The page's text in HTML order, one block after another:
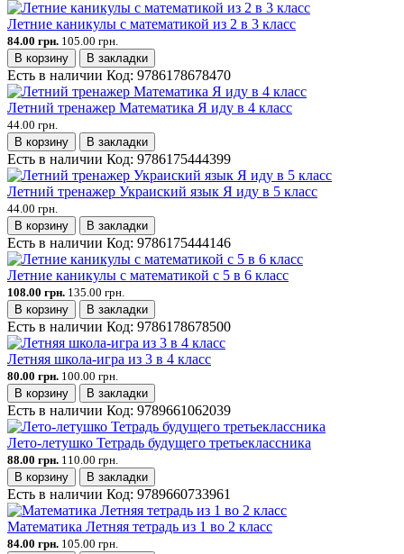
Летние каникулы с математикой из 2 в 3 класс
84.00 грн. 105.00 грн.
В корзину
В закладки
Есть в наличии Код: 9786178678470
Летний тренажер Математика Я иду в 4 класс
44.00 грн.
В корзину
В закладки
Есть в наличии Код: 9786175444399
Летний тренажер Украиский язык Я иду в 5 класс
44.00 грн.
В корзину
В закладки
Есть в наличии Код: 9786175444146
Летние каникулы с математикой с 5 в 6 класс
108.00 грн. 135.00 грн.
В корзину
В закладки
Есть в наличии Код: 9786178678500
Летняя школа-игра из 3 в 4 класс
80.00 грн. 100.00 грн.
В корзину
В закладки
Есть в наличии Код: 9789661062039
Лето-летушко Тетрадь будущего третьеклассника
88.00 грн. 110.00 грн.
В корзину
В закладки
Есть в наличии Код: 9789660733961
Математика Летняя тетрадь из 1 во 2 класс
84.00 грн. 105.00 грн.